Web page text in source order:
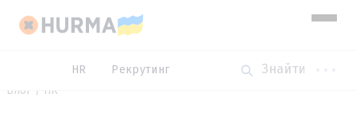
HR
Рекрутинг
Блог
HR